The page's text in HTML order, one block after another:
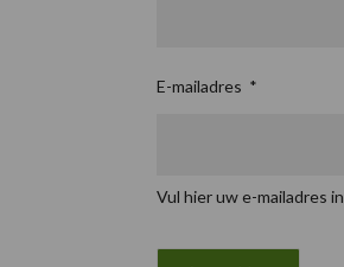
E-mailadres *
Vul hier uw e-mailadres in